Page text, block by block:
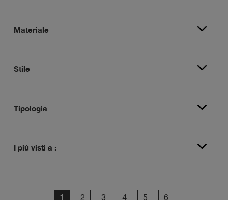
Materiale
Stile
Tipologia
I più visti a :
1 2 3 4 5 6